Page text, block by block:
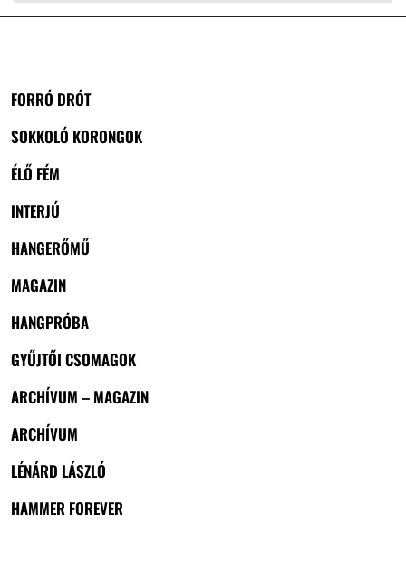
FORRÓ DRÓT
SOKKOLÓ KORONGOK
ÉLŐ FÉM
INTERJÚ
HANGERŐMŰ
MAGAZIN
HANGPRÓBA
GYŰJTŐI CSOMAGOK
ARCHÍVUM – MAGAZIN
ARCHÍVUM
LÉNÁRD LÁSZLÓ
HAMMER FOREVER